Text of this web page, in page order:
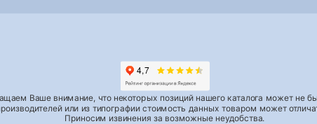
Ваше внимание, что некоторых позиций нашего каталога может не
или из типографии стоимость данных товаром может
Приносим извинения за возможные неудобства.